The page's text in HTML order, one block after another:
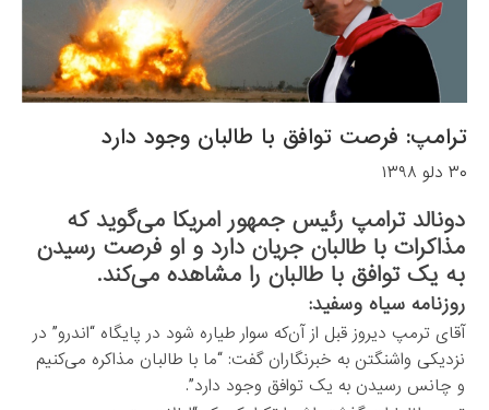
ترامپ: فرصت توافق با طالبان وجود دارد
۳۰ دلو ۱۳۹۸
دونالد ترامپ رئیس جمهور امریکا می‌گوید که
مذاکرات با طالبان جریان دارد و او فرصت رسیدن
به یک توافق با طالبان را مشاهده می‌کند.
روزنامه سیاه وسفید:
آقای ترمپ دیروز قبل از آن‌که سوار طیاره شود در پایگاه “اندرو” در
نزدیکی واشنگتن به خبرنگاران گفت: “ما با طالبان مذاکره می‌کنیم
و چانس رسیدن به یک توافق وجود دارد”.